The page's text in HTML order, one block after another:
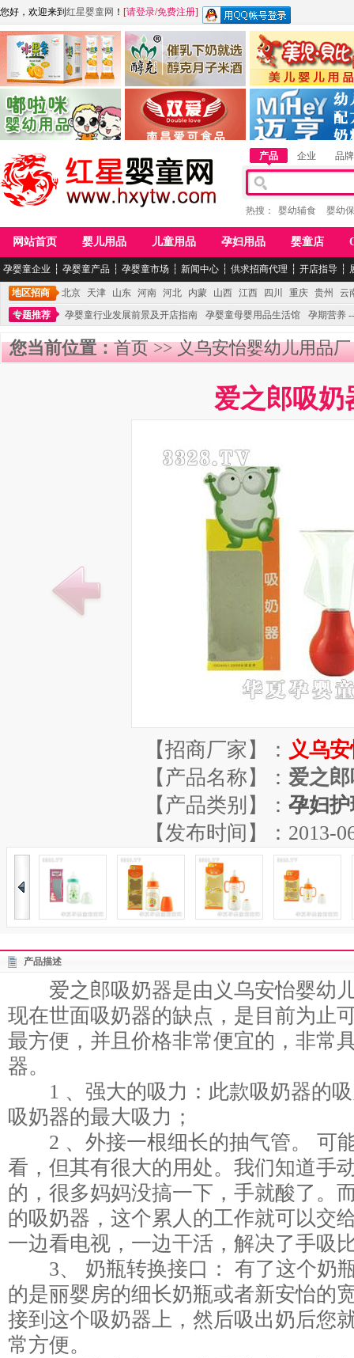
您好，欢迎来到 红星婴童网 ！ [请登录/免费注册]
江西麦嘟嘟食品有限公司
青岛嘟啦咪婴幼儿用品公司
江西醇之客月子米酒 惠州市美儿婴儿用品
湖南迈亨母婴用品有限
产品 企业 品牌
热搜： 婴幼辅食 婴幼
网站首页 婴儿用品 儿童用品 孕妇用品 婴童店
孕婴童企业 ┆ 孕婴童产品 ┆ 孕婴童市场 ┆ 新闻中心 ┆ 供求招商代理 ┆ 开店指导 ┆
地区招商 北京 天津 山东 河南 河北 内蒙 山西 江西 四川 重庆 贵州
云
专题推荐
孕婴童行业发展前景及开店指南 孕婴童母婴用品生活馆 孕期营养
您当前位置：首页>>义乌安怡婴幼儿用品厂
爱之郎吸奶
【招商厂家】： 义乌
【产品名称】： 爱之
【产品类别】： 孕妇
【发布时间】：2013-
产品描述
爱之郎吸奶器是由义乌安怡婴幼
现在世面吸奶器的缺点，是目前为止
最方便，并且价格非常便宜的，非常
器。
1 、强大的吸力：此款吸奶器的吸
吸奶器的最大吸力；
2 、外接一根细长的抽气管。 可
看，但其有很大的用处。我们知道手
的，很多妈妈没搞一下，手就酸了。
的吸奶器，这个累人的工作就可以交
一边看电视，一边干活，解决了手吸
3、 奶瓶转换接口： 有了这个奶
的是丽婴房的细长奶瓶或者新安怡的
接到这个吸奶器上，然后吸出奶后您
常方便。